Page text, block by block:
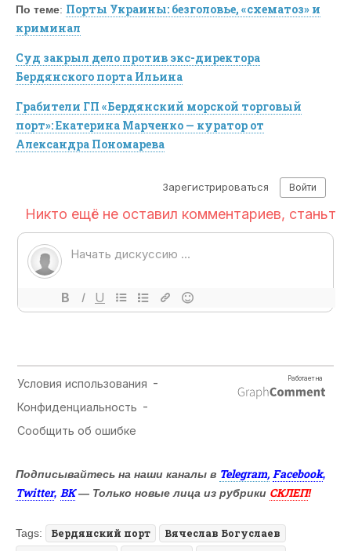
По теме: Порты Украины: безголовье, «схематоз» и
криминал
Суд закрыл дело против экс-директора
Бердянского порта Ильина
Грабители ГП «Бердянский морской торговый
порт»: Екатерина Марченко — куратор от
Александра Пономарева
Подписывайтесь на наши каналы в Telegram, Facebook,
Twitter, ВК — Только новые лица из рубрики СКЛЕП!
Tags: Бердянский порт
Вячеслав Богуслаев